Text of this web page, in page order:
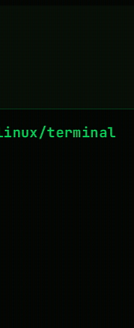
linux/terminal